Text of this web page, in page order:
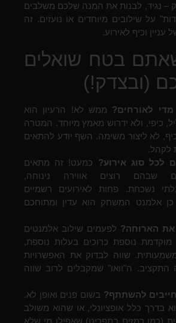
– נגיד, לבנות את המנה שלכם משלבים
על שילובים מיוחדים או נועזים. זה
וכיף לאירוע.
בטח שואלים
(ובצדק!)
לאורחים? ממש לא! הרעיון הוא
כיפי, ולא ידרוש מאמץ מיוחד. המטרה
לא ליצור משימה. השף יודע להתאים
לקהל.
לכל סוג אירוע? כמעט! זה מתאים
שבהם רוצים אווירה נינוחה,
נשכחת. פחות לאירועים רשמיים
אלמנט המשחק הוא עדין ומתוחכם
את הארוחה? לפעמים שילוב אלמנטים
מוקדמת נוספת כרוכים בעלות נוספת,
שווה לבדוק את האפשרויות
התקציב. ה"וואו" שמקבלים לרוב שווה
להשתתף? בשום פנים ואופן לא.
בדרך כלל אופציונלי, או שהוא משולב
(כמו רמזים בתפריט) שאפילו מי שלא